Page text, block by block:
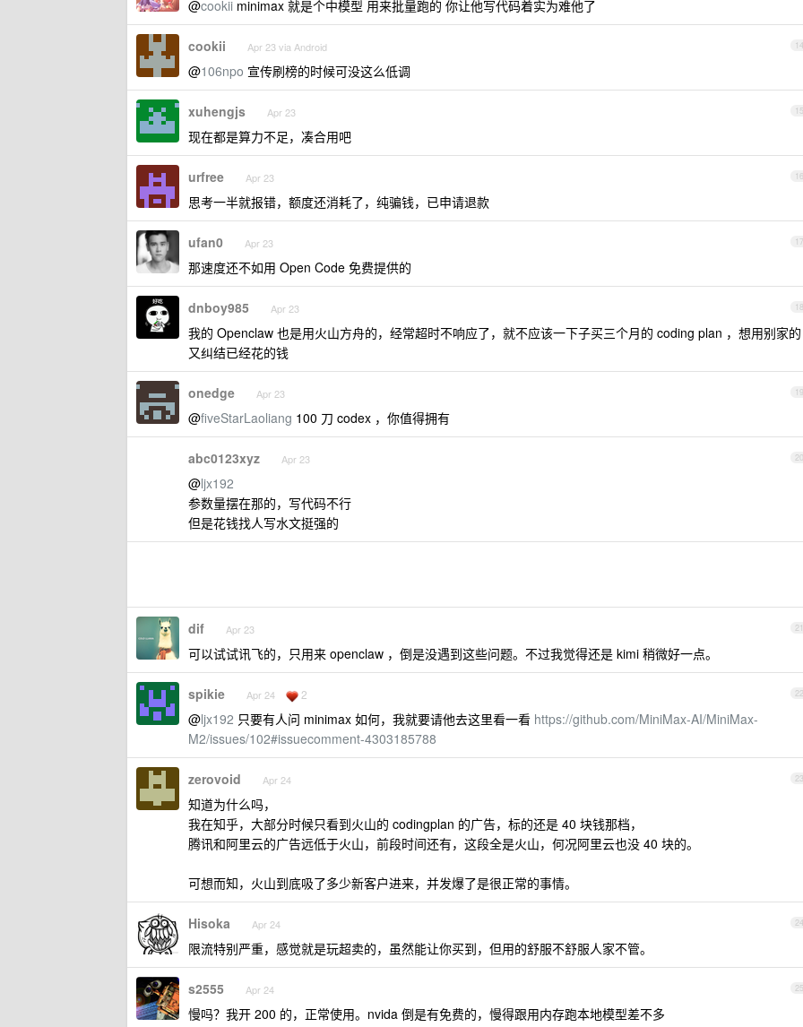
@cookii minimax 就是个中模型 用来批量跑的 你让他写代码着实为难他了
14
cookii Apr 23 via Android
@106npo 宣传刷榜的时候可没这么低调
15
xuhengjs Apr 23
现在都是算力不足，凑合用吧
16
urfree Apr 23
思考一半就报错，额度还消耗了，纯骗钱，已申请退款
17
ufan0 Apr 23
那速度还不如用 Open Code 免费提供的
18
dnboy985 Apr 23
我的 Openclaw 也是用火山方舟的，经常超时不响应了，就不应该一下子买三个月的 coding plan ，想用别家的
又纠结已经花的钱
19
onedge Apr 23
@fiveStarLaoliang 100 刀 codex ，你值得拥有
20
abc0123xyz Apr 23
@ljx192
参数量摆在那的，写代码不行
但是花钱找人写水文挺强的
21
dif Apr 23
可以试试讯飞的，只用来 openclaw ，倒是没遇到这些问题。不过我觉得还是 kimi 稍微好一点。
22
spikie Apr 24 2
@ljx192 只要有人问 minimax 如何，我就要请他去这里看一看 https://github.com/MiniMax-AI/MiniMax-
M2/issues/102#issuecomment-4303185788
23
zerovoid Apr 24
知道为什么吗，
我在知乎，大部分时候只看到火山的 codingplan 的广告，标的还是 40 块钱那档，
腾讯和阿里云的广告远低于火山，前段时间还有，这段全是火山，何况阿里云也没 40 块的。
可想而知，火山到底吸了多少新客户进来，并发爆了是很正常的事情。
24
Hisoka Apr 24
限流特别严重，感觉就是玩超卖的，虽然能让你买到，但用的舒服不舒服人家不管。
25
s2555 Apr 24
慢吗？我开 200 的，正常使用。nvida 倒是有免费的，慢得跟用内存跑本地模型差不多